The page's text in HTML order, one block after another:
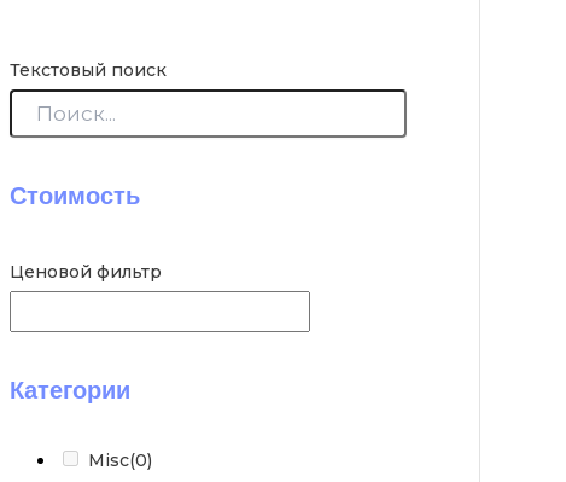
Текстовый поиск
Стоимость
Ценовой фильтр
Категории
Misc(0)